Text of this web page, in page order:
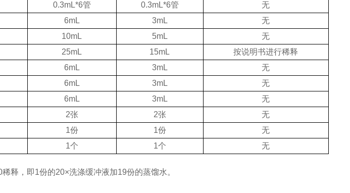
0.3mL*6管 0.3mL*6管
无
6mL 3mL
无
10mL 5mL
无
25mL 15mL
按说明书进行稀释
6mL 3mL
无
6mL 3mL
无
6mL 3mL
无
2张 2张
无
1份 1份
无
1个 1个
无
释，即1份的20×洗涤缓冲液加19份的蒸馏水。